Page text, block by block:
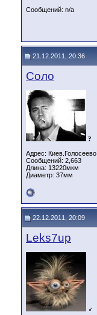
Сообщений: n/a
21.12.2011, 20:36
Соло
?
Адрес: Киев.Голосеево
Сообщений: 2,663
Длина: 13220мкм
Диаметр: 37мм
22.12.2011, 20:09
Leks7up
♂